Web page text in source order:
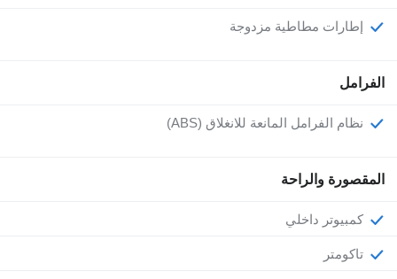
إطارات مطاطية مزدوجة
الفرامل
نظام الفرامل المانعة للانغلاق (ABS)
المقصورة والراحة
كمبيوتر داخلي
تاكومتر